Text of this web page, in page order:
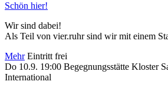
Schön hier!
Wir sind dabei!
Als Teil von vier.ruhr sind wir mit einem
Mehr Eintritt frei
Do 10.9. 19:00 Begegnungsstätte Kloster
International